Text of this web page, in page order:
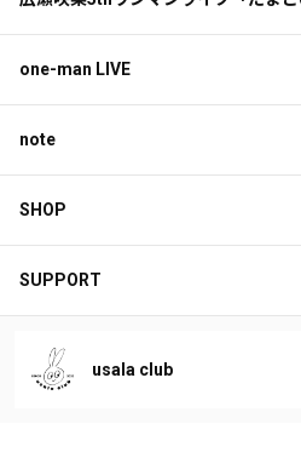
one-man LIVE
note
SHOP
SUPPORT
usala club